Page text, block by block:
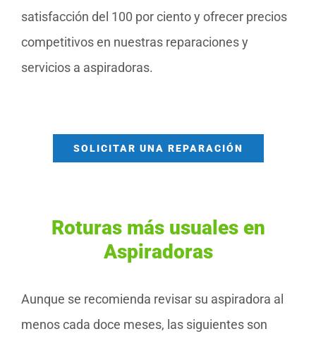
satisfacción del 100 por ciento y ofrecer precios
competitivos en nuestras reparaciones y
servicios a aspiradoras.
SOLICITAR UNA REPARACIÓN
Roturas más usuales en
Aspiradoras
Aunque se recomienda revisar su aspiradora al
menos cada doce meses, las siguientes son